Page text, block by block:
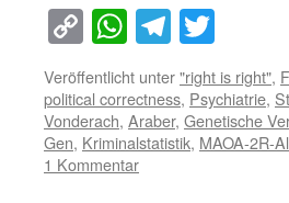
Copy
Link
WhatsApp
Telegram
Veröffentlicht unter"right is right",
political correctness, Psychiatrie,
Vonderach, Araber, Genetische
Gen, Kriminalstatistik, MAOA-2R-
1 Kommentar